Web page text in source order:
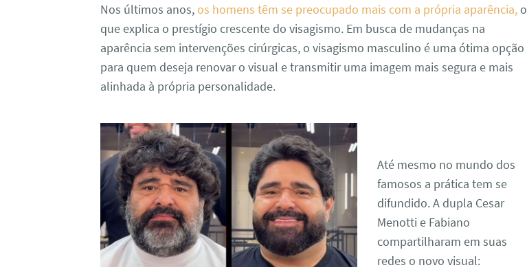
Nos últimos anos,os homens têm se preocupado mais com a própria aparência,o
que explica o prestígio crescente do visagismo. Em busca de mudanças na
aparência sem intervenções cirúrgicas, o visagismo masculino é uma ótima opção
para quem deseja renovar o visual e transmitir uma imagem mais segura e mais
alinhada à própria personalidade.
Até mesmo no mundo dos
famosos a prática tem se
difundido. A dupla Cesar
Menotti e Fabiano
compartilharam em suas
redes o novo visual: